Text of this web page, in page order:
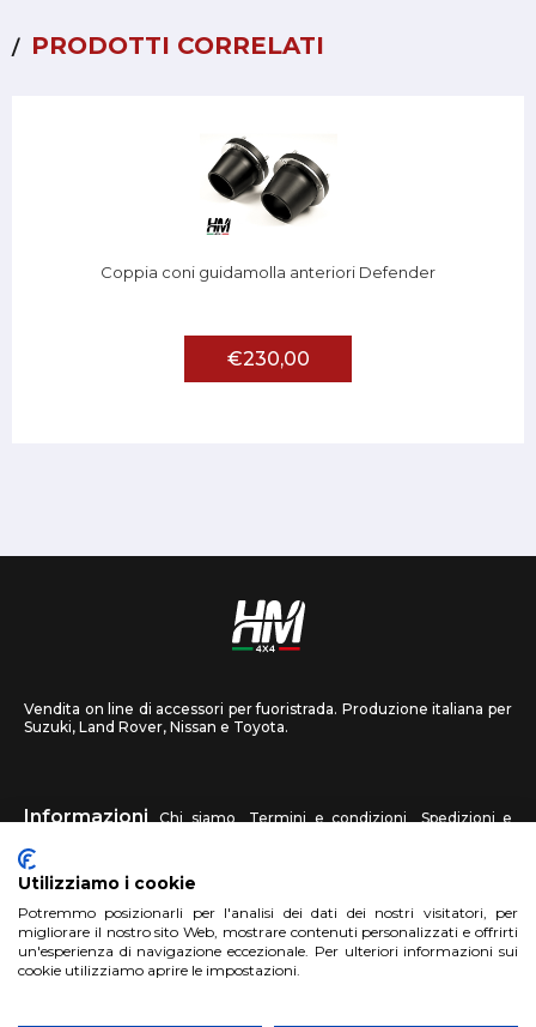
PRODOTTI CORRELATI
Coppia coni guidamolla anteriori Defender
€230,00
Vendita on line di accessori per fuoristrada. Produzione italiana per
Suzuki, Land Rover, Nissan e Toyota.
Informazioni Chi siamo Termini e condizioni
Spedizioni e
recessi
HM4X4 FAQ Centri assistenza Invia una foto
Account Registrati Accedi
Utilizziamo i cookie
Potremmo posizionarli per l'analisi dei dati dei nostri visitatori, per
migliorare il nostro sito Web, mostrare contenuti personalizzati e offrirti
un'esperienza di navigazione eccezionale. Per ulteriori informazioni sui
cookie utilizziamo aprire le impostazioni.